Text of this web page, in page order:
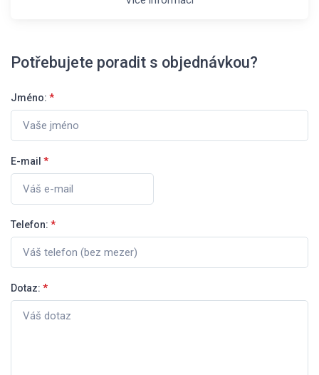
Potřebujete poradit s objednávkou?
Jméno: *
E-mail *
Telefon: *
Dotaz: *